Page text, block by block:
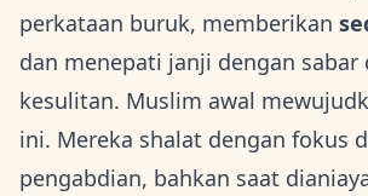
perkataan buruk, memberikan
dan menepati janji dengan sabar
kesulitan. Muslim awal
ini. Mereka shalat dengan fokus
pengabdian, bahkan saat